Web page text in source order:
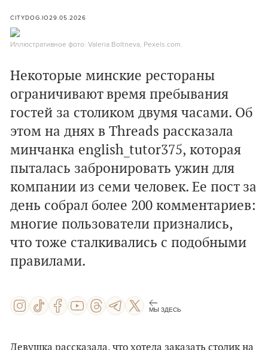
CITYDOG.IO29.05.2026
Иллюстративное фото: Valeria Boltneva, Pexels.com.
Некоторые минские рестораны
ограничивают время пребывания
гостей за столиком двумя часами. Об
этом на днях в Threads рассказала
минчанка english_tutor375, которая
пыталась забронировать ужин для
компании из семи человек. Ее пост за
день собрал более 200 комментариев:
многие пользователи признались,
что тоже сталкивались с подобными
правилами.
МЫ ЗДЕСЬ
Девушка рассказала, что хотела заказать столик на